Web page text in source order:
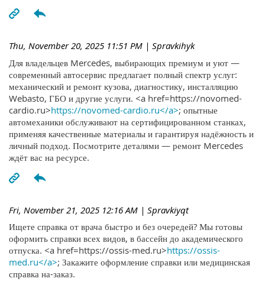
Thu, November 20, 2025 11:51 PM | Spravkihyk
Для владельцев Mercedes, выбирающих премиум и уют —
современный автосервис предлагает полный спектр услуг:
механический и ремонт кузова, диагностику, инсталляцию
Webasto, ГБО и другие услуги. <a href=https://novomed-
cardio.ru>https://novomed-cardio.ru</a>; опытные
автомеханики обслуживают на сертифицированном станках,
применяя качественные материалы и гарантируя надёжность и
личный подход. Посмотрите деталями — ремонт Mercedes
ждёт вас на ресурсе.
Fri, November 21, 2025 12:16 AM | Spravkiyqt
Ищете справка от врача быстро и без очередей? Мы готовы
оформить справки всех видов, в бассейн до академического
отпуска. <a href=https://ossis-med.ru>https://ossis-
med.ru</a>; Закажите оформление справки или медицинская
справка на-заказ.